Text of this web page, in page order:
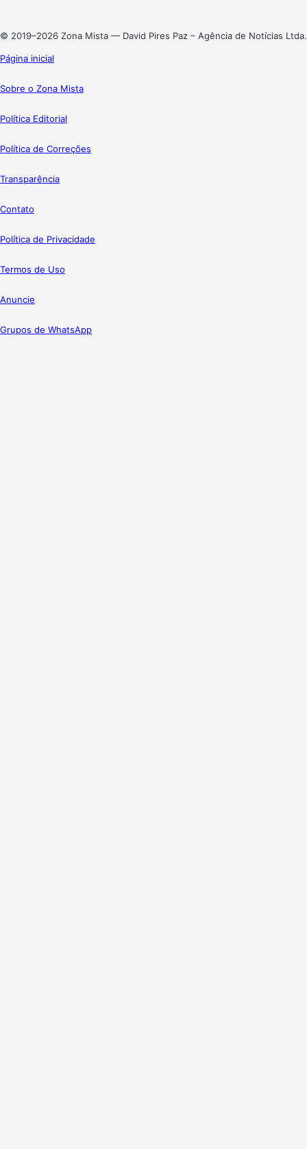
© 2019–2026 Zona Mista — David Pires Paz – Agência de Notícias Ltda.
Página inicial
Sobre o Zona Mista
Política Editorial
Política de Correções
Transparência
Contato
Política de Privacidade
Termos de Uso
Anuncie
Grupos de WhatsApp